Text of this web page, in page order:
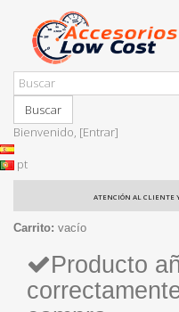
Buscar
Bienvenido, [Entrar]
pt
ATENCIÓN AL CLIENTE
Carrito: vacío
Producto